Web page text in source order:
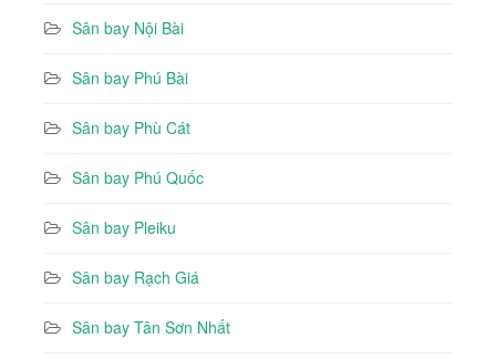
Sân bay Nội Bài
Sân bay Phú Bài
Sân bay Phù Cát
Sân bay Phú Quốc
Sân bay Pleiku
Sân bay Rạch Giá
Sân bay Tân Sơn Nhất